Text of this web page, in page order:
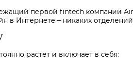
первой fintech компании
в Интернете – никаких
растет и включает в себя: